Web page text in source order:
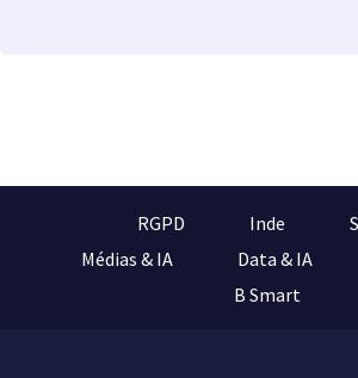
RGPD Inde
Médias & IA
Data & IA
B Smart